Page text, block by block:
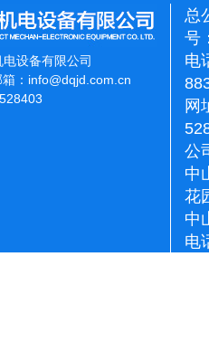
设备有限公司
： info@dqjd.com.cn
总
号
电
网
公
中
花
中
电